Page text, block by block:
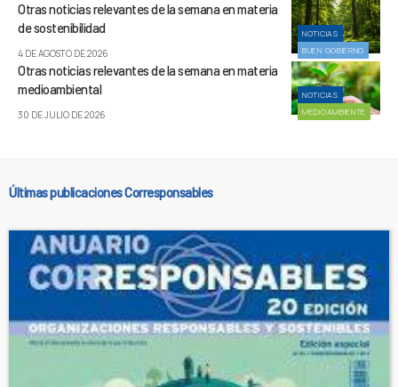
NOTICIAS
BUEN GOBIERNO
Otras noticias relevantes de la semana en materia
de sostenibilidad
4 DE AGOSTO DE 2026
NOTICIAS
MEDIOAMBIENTE
Otras noticias relevantes de la semana en materia
medioambiental
30 DE JULIO DE 2026
Últimas publicaciones Corresponsables